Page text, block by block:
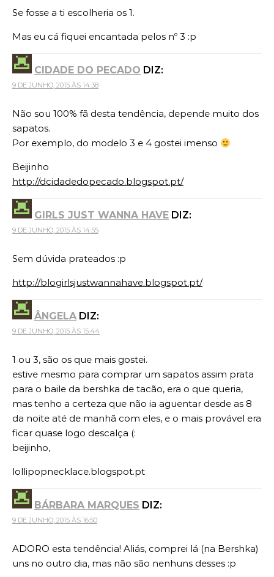
Se fosse a ti escolheria os 1.
Mas eu cá fiquei encantada pelos nº 3 :p
CIDADE DO PECADO DIZ:
9 DE JUNHO, 2015 ÀS 14:38
Não sou 100% fã desta tendência, depende muito dos
sapatos.
Por exemplo, do modelo 3 e 4 gostei imenso
Beijinho
http://dcidadedopecado.blogspot.pt/
GIRLS JUST WANNA HAVE DIZ:
9 DE JUNHO, 2015 ÀS 14:55
Sem dúvida prateados :p
http://blogirlsjustwannahave.blogspot.pt/
ÂNGELA DIZ:
9 DE JUNHO, 2015 ÀS 15:44
1 ou 3, são os que mais gostei.
estive mesmo para comprar um sapatos assim prata
para o baile da bershka de tacão, era o que queria,
mas tenho a certeza que não ia aguentar desde as 8
da noite até de manhã com eles, e o mais provável era
ficar quase logo descalça (:
beijinho,
lollipopnecklace.blogspot.pt
BÁRBARA MARQUES DIZ:
9 DE JUNHO, 2015 ÀS 16:50
ADORO esta tendência! Aliás, comprei lá (na Bershka)
uns no outro dia, mas não são nenhuns desses :p